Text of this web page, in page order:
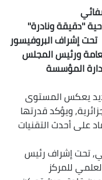
''دقيقة ونادرة''
إشراف البروفيسور
ورئيس المجلس
المؤسسة
يعكس المستوى
ويؤكد قدرتها
على أحدث التقنيات
تحت إشراف رئيس
للمركز